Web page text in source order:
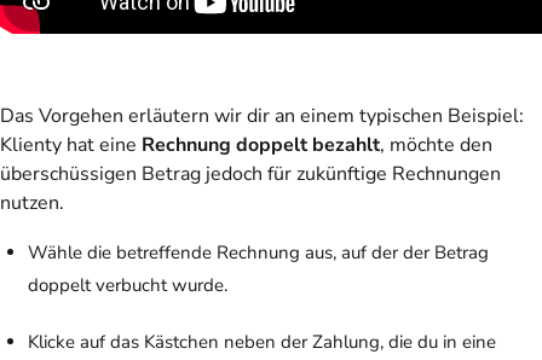
Das Vorgehen erläutern wir dir an einem typischen Beispiel:
Klienty hat eine Rechnung doppelt bezahlt, möchte den
überschüssigen Betrag jedoch für zukünftige Rechnungen
nutzen.
Wähle die betreffende Rechnung aus, auf der der Betrag
doppelt verbucht wurde.
Klicke auf das Kästchen neben der Zahlung, die du in eine